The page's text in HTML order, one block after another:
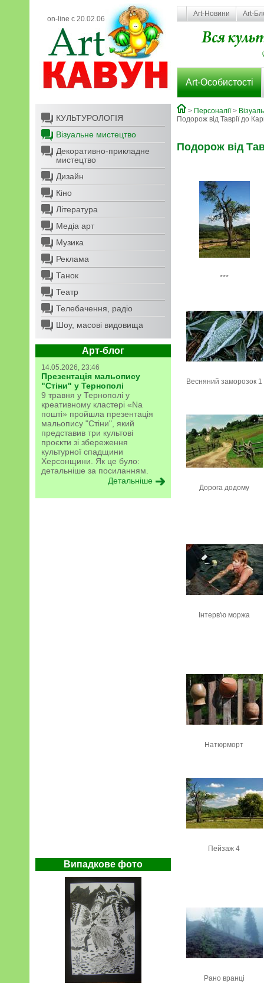
on-line с 20.02.06
Art-Новини Art-
Art-Особистості
КУЛЬТУРОЛОГІЯ
Візуальне мистецтво
Декоративно-прикладне
мистецтво
Дизайн
Кіно
Література
Медіа арт
Музика
Реклама
Танок
Театр
Телебачення, радіо
Шоу, масові видовища
Арт-блог
14.05.2026, 23:46
Презентація мальопису
"Стіни" у Тернополі
9 травня у Тернополі у
креативному кластері «Na
пошті» пройшла презентація
мальопису "Стіни", який
представив три культові
проєкти зі збереження
культурної спадщини
Херсонщини. Як це було:
детальніше за посиланням.
Детальніше
Випадкове фото
> Персоналії>
Подорож від Таврії до
Подорож від
***
Весняний заморозок 1
Дорога додому
Інтерв'ю моржа
Натюрморт
Пейзаж 4
Рано вранці